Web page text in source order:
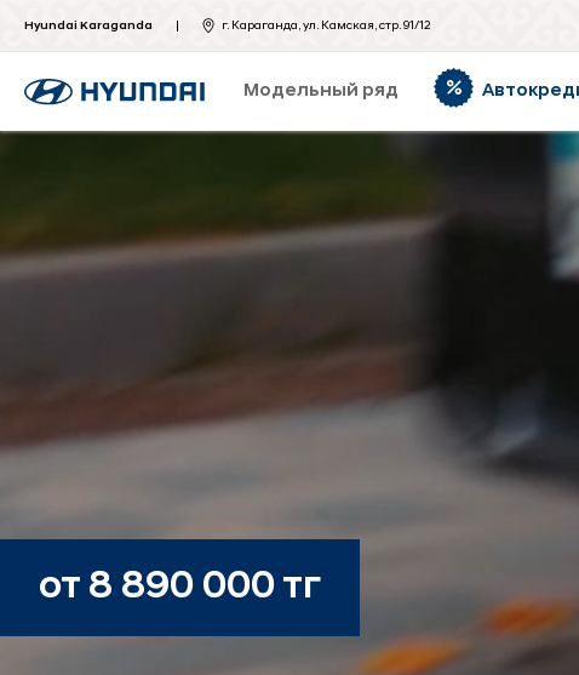
Hyundai Karaganda г. Караганда, ул. Камская, стр. 91/12
Модельный ряд
от 8 890 000 тг